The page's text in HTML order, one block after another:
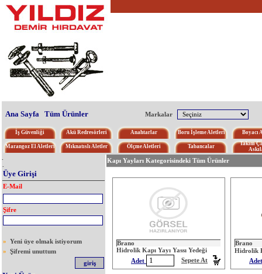
Ana Sayfa Tüm Ürünler Markalar
İş Güvenliği Akü Redresörleri Anahtarlar Boru İşleme Aletleri Boyacı
Marangoz El Aletleri Mıknatıslı Aletler Ölçme Aletleri Tabancalar
Takım
Üye Girişi
E-Mail
Şifre
»
Yeni üye olmak istiyorum
»
Şifremi unuttum
Kapı Yayları Kategorisindeki Tüm Ürünler
Brano
Hidrolik Kapı Yayı Yassı Yedeği
Adet
Sepete At
Brano
Hidrolik